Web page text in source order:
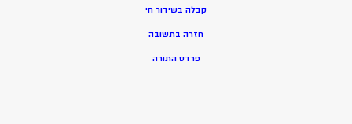
קבלה בשידור חי
חזרה בתשובה
פרדס התורה